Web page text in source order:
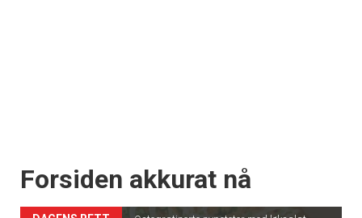
Forsiden akkurat nå